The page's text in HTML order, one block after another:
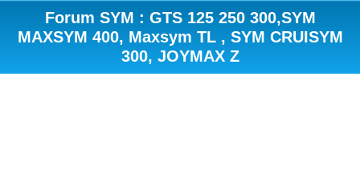
Forum SYM : GTS 125 250 300,SYM
MAXSYM 400, Maxsym TL , SYM CRUISYM
300, JOYMAX Z